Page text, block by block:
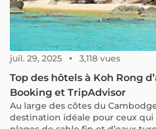
juil. 29, 2025 3,118 vues
Top des hôtels à Koh Rong
Booking et TripAdvisor
Au large des côtes du
destination idéale pour ceux